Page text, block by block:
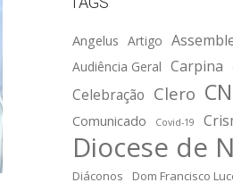
Angelus Artigo
Audiência Geral Carpina
Celebração Clero
Comunicado Covid-19
Diocese de
Diáconos Dom Francisco